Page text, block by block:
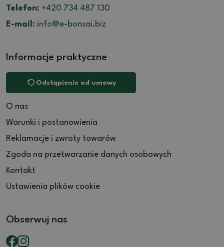
Telefon: +420 734 487 130
E-mail: info@e-bonsai.biz
Informacje praktyczne
Odstąpienie od umowy
O nas
Warunki i postanowienia
Reklamacje i zwroty towarów
Zgoda na przetwarzanie danych osobowych
Kontakt
Ustawienia plików cookie
Obserwuj nas